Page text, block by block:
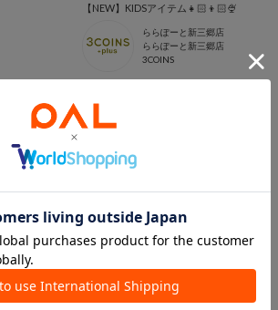
【NEW】KIDSアイテム👧🏻👦🏻🍨
ららぽーと新三郷店
ららぽーと新三郷店
3COINS